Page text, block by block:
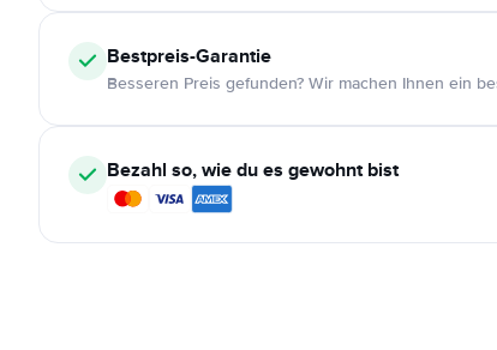
Bestpreis-Garantie
Besseren Preis gefunden? Wir machen Ihnen ein
Bezahl so, wie du es gewohnt bist